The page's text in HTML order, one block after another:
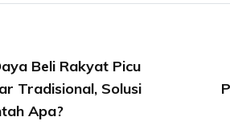
Beli Rakyat Picu
Tradisional, Solusi
Apa?